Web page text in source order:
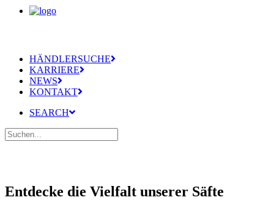
HÄNDLERSUCHE
KARRIERE
NEWS
KONTAKT
SEARCH
Entdecke die Vielfalt unserer Säfte